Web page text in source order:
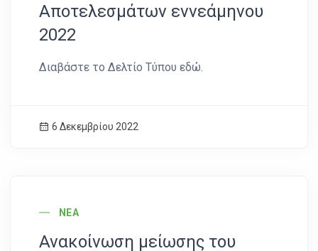
Αποτελεσμάτων εννεάμηνου
2022
Διαβάστε το Δελτίο Τύπου εδώ.
6 Δεκεμβρίου 2022
ΝΈΑ
Ανακοίνωση μείωσης του